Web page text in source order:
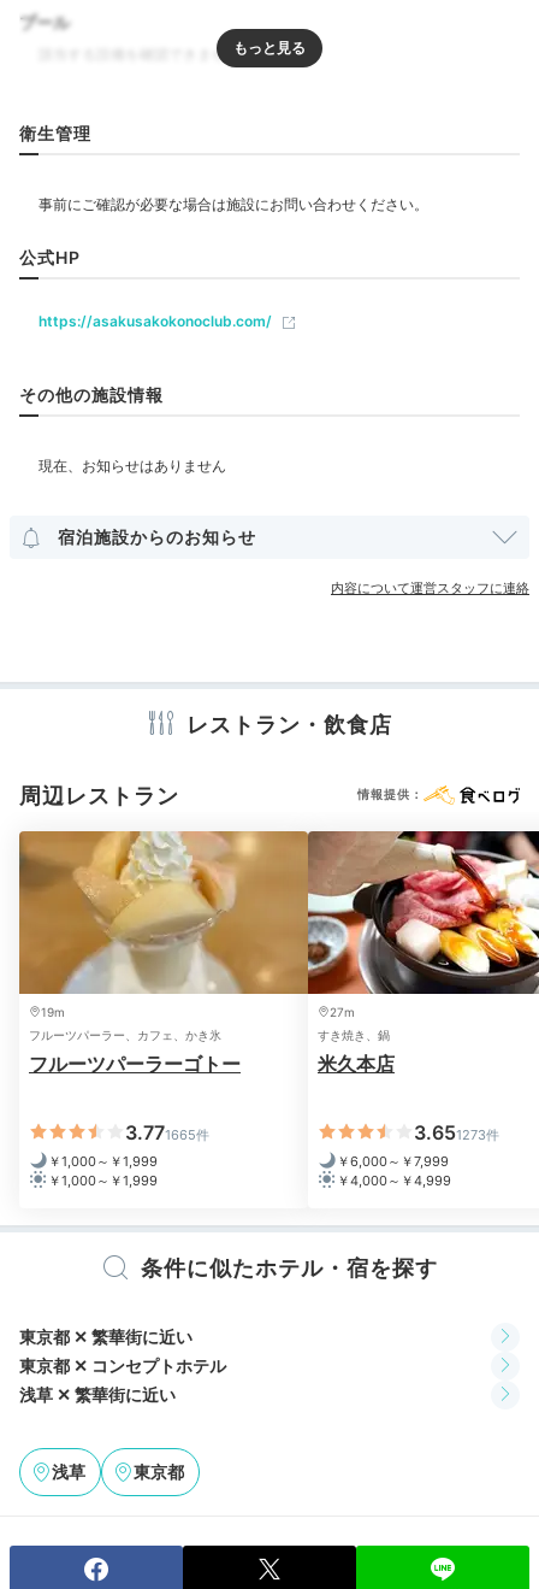
18:00
歴史ある歓楽街浅草で
館内にレストランは無いので、夕食は日本一の歓楽街・
上の歴史をもつ老舗がいっぱい！洋食、すき焼き、蕎
__m.yukosu__
夕食はホテル近くのお蕎麦屋さんで、あっさりとおろし蕎麦をいた
Night
21:00
夜景を見ながら過ごす
安らぎのバスタイム
食後はお部屋に戻ってゆったりと。バスタイムには界面
活性剤不使用で人気の木村石鹸「ソマリ」のアメニティ
が楽しめます。浅草の夜景を見ながら冷蔵庫に用意され
__m.yukosu__
プール
飲食
部屋情報
ドライヤー 電気ポット
※設備・アメニティは、確認が取れている情報を表示しています。
衛生管理
公式HP
https://asakusakokonoclub.com/
その他の施設情報
宿泊施設からのお知らせ
内容について運営スタッフに連絡
レストラン・飲食店
周辺レストラン 情報提供：
19m
フルーツパーラー、カフェ、かき氷
フルーツパーラーゴトー
3.771665件
￥1,000～￥1,999
￥1,000～￥1,999
27m
すき焼き、鍋
米久本店
3.651273件
￥6,000～￥7,999
￥4,000～￥4,999
条件に似たホテル・宿を探す
東京都 ✕ 繁華街に近い
東京都 ✕ コンセプトホテル
浅草 ✕ 繁華街に近い
浅草 東京都